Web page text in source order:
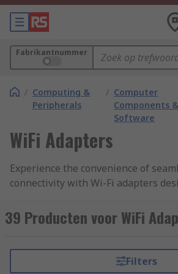
Fabrikantnummer
/ Computing &
Peripherals
/ Computer
Components &
Software
WiFi Adapters
Experience the convenience of
connectivity with Wi-Fi adapters
Benefits of Wi-Fi Adapters:
Faster and Reliable Wi-Fi: Wi-Fi
can significantly improve your
39 Producten voor WiFi
Filters